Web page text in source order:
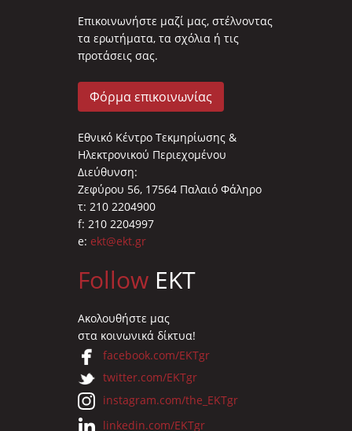
Επικοινωνήστε μαζί μας, στέλνοντας
τα ερωτήματα, τα σχόλια ή τις
προτάσεις σας.
Φόρμα επικοινωνίας
Εθνικό Κέντρο Τεκμηρίωσης &
Ηλεκτρονικού Περιεχομένου
Διεύθυνση:
Ζεφύρου 56, 17564 Παλαιό Φάληρο
τ: 210 2204900
f: 210 2204997
e: ekt@ekt.gr
Follow EKT
Ακολουθήστε μας
στα κοινωνικά δίκτυα!
facebook.com/EKTgr
twitter.com/EKTgr
instagram.com/the_EKTgr
linkedin.com/EKTgr